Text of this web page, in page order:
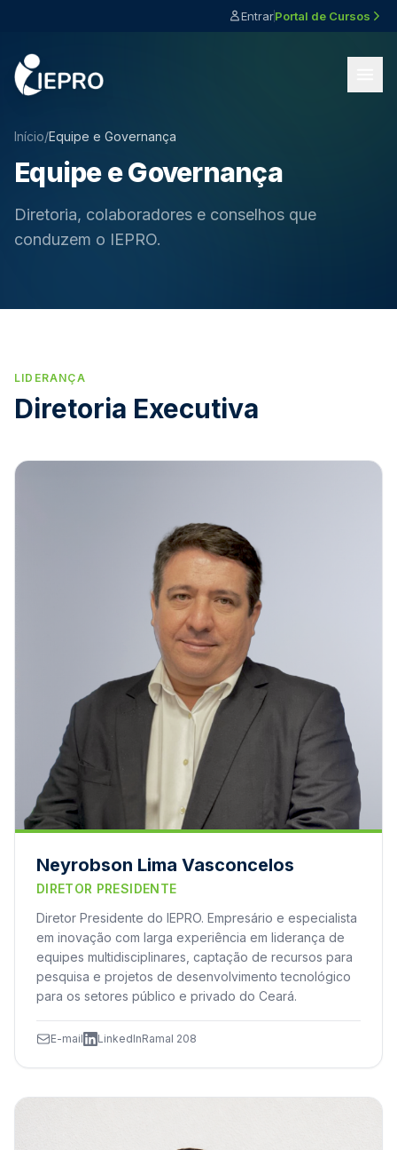
EntrarPortal de Cursos
Início/Equipe e Governança
Equipe e Governança
Diretoria, colaboradores e conselhos que
conduzem o IEPRO.
LIDERANÇA
Diretoria Executiva
Neyrobson Lima Vasconcelos
DIRETOR PRESIDENTE
Diretor Presidente do IEPRO. Empresário e especialista
em inovação com larga experiência em liderança de
equipes multidisciplinares, captação de recursos para
pesquisa e projetos de desenvolvimento tecnológico
para os setores público e privado do Ceará.
E-mail LinkedInRamal 208